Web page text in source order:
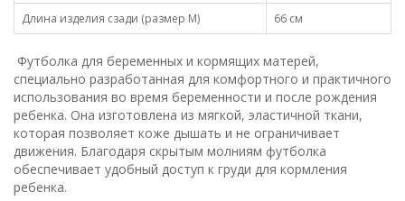
Длина изделия сзади (размер М)
66 см
Футболка для беременных и кормящих матерей,
специально разработанная для комфортного и практичного
использования во время беременности и после рождения
ребенка. Она изготовлена из мягкой, эластичной ткани,
которая позволяет коже дышать и не ограничивает
движения. Благодаря скрытым молниям футболка
обеспечивает удобный доступ к груди для кормления
ребенка.